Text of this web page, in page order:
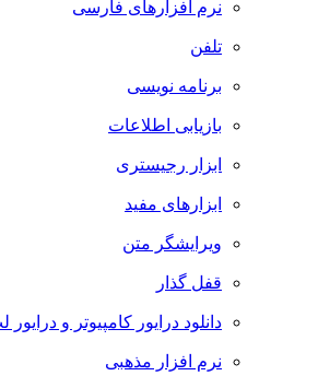
نرم افزارهای فارسی
تلفن
برنامه نویسی
بازیابی اطلاعات
ابزار رجیستری
ابزارهای مفید
ویرایشگر متن
قفل گذار
دانلود درایور کامپیوتر و درایور لپ
نرم افزار مذهبی